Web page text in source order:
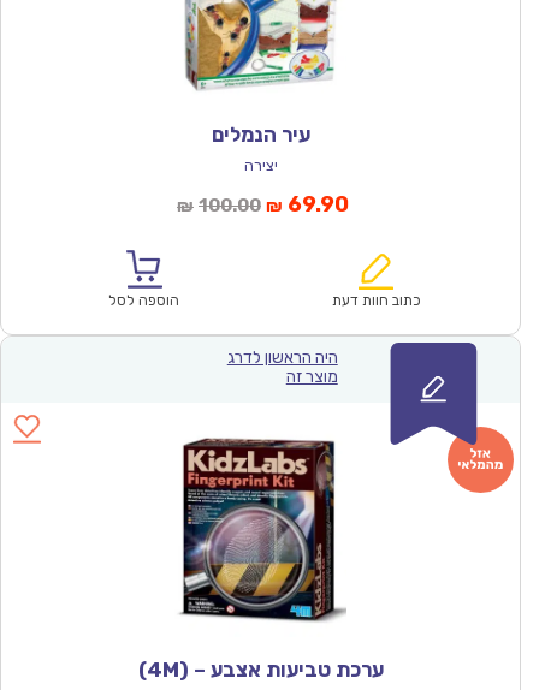
עיר הנמלים
יצירה
₪ 100.00המחיר
₪100.00.
₪ 69.90המחיר
הוא:
כתוב חוות דעת הוספה לסל
היה הראשון לדרג
מוצר זה
ערכת טביעות אצבע – (4M)